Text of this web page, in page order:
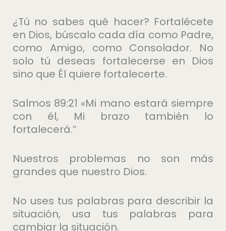
¿Tú no sabes qué hacer? Fortalécete
en Dios, búscalo cada día como Padre,
como Amigo, como Consolador. No
solo tú deseas fortalecerse en Dios
sino que Él quiere fortalecerte.
Salmos 89:21 «Mi mano estará siempre
con él, Mi brazo también lo
fortalecerá.”
Nuestros problemas no son más
grandes que nuestro Dios.
No uses tus palabras para describir la
situación, usa tus palabras para
cambiar la situación.